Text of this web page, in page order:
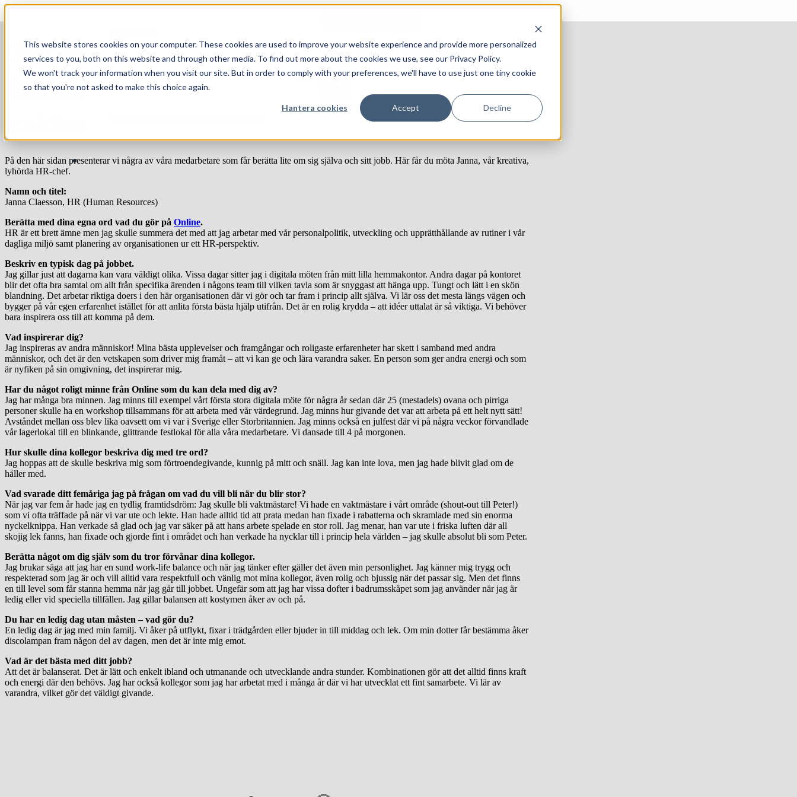
This website stores cookies on your computer. These cookies are used to improve your website experience and provide more personalized
services to you, both on this website and through other media. To find out more about the cookies we use, see our Privacy Policy.
We won't track your information when you visit our site. But in order to comply with your preferences, we'll have to use just one tiny cookie
so that you're not asked to make this choice again.
Hantera cookies Accept Decline
Hoppa till innehåll
Arbeta hos oss
’När jag var fem år hade jag en tydlig
framtidsdröm: Jag skulle bli
På den här sidan presenterar vi några av våra medarbetare som får berätta lite om sig själva och sitt jobb. Här får du möta Janna, vår kreativa,
lyhörda HR-chef.
Namn och titel:
Janna Claesson, HR (Human Resources)
Berätta med dina egna ord vad du gör på Online.
HR är ett brett ämne men jag skulle summera det med att jag arbetar med vår personalpolitik, utveckling och upprätthållande av rutiner i vår
dagliga miljö samt planering av organisationen ur ett HR-perspektiv.
Beskriv en typisk dag på jobbet.
Jag gillar just att dagarna kan vara väldigt olika. Vissa dagar sitter jag i digitala möten från mitt lilla hemmakontor. Andra dagar på kontoret
blir det ofta bra samtal om allt från specifika ärenden i någons team till vilken tavla som är snyggast att hänga upp. Tungt och lätt i en skön
blandning. Det arbetar riktiga doers i den här organisationen där vi gör och tar fram i princip allt själva. Vi lär oss det mesta längs vägen och
bygger på vår egen erfarenhet istället för att anlita första bästa hjälp utifrån. Det är en rolig krydda – att idéer uttalat är så viktiga. Vi behöver
bara inspirera oss till att komma på dem.
Vad inspirerar dig?
Jag inspireras av andra människor! Mina bästa upplevelser och framgångar och roligaste erfarenheter har skett i samband med andra
människor, och det är den vetskapen som driver mig framåt – att vi kan ge och lära varandra saker. En person som ger andra energi och som
är nyfiken på sin omgivning, det inspirerar mig.
Har du något roligt minne från Online som du kan dela med dig av?
Jag har många bra minnen. Jag minns till exempel vårt första stora digitala möte för några år sedan där 25 (mestadels) ovana och pirriga
personer skulle ha en workshop tillsammans för att arbeta med vår värdegrund. Jag minns hur givande det var att arbeta på ett helt nytt sätt!
Avståndet mellan oss blev lika oavsett om vi var i Sverige eller Storbritannien. Jag minns också en julfest där vi på några veckor förvandlade
vår lagerlokal till en blinkande, glittrande festlokal för alla våra medarbetare. Vi dansade till 4 på morgonen.
Hur skulle dina kollegor beskriva dig med tre ord?
Jag hoppas att de skulle beskriva mig som förtroendegivande, kunnig på mitt och snäll. Jag kan inte lova, men jag hade blivit glad om de
håller med.
Vad svarade ditt femåriga jag på frågan om vad du vill bli när du blir stor?
När jag var fem år hade jag en tydlig framtidsdröm: Jag skulle bli vaktmästare! Vi hade en vaktmästare i vårt område (shout-out till Peter!)
som vi ofta träffade på när vi var ute och lekte. Han hade alltid tid att prata medan han fixade i rabatterna och skramlade med sin enorma
nyckelknippa. Han verkade så glad och jag var säker på att hans arbete spelade en stor roll. Jag menar, han var ute i friska luften där all
skojig lek fanns, han fixade och gjorde fint i området och han verkade ha nycklar till i princip hela världen – jag skulle absolut bli som Peter.
Berätta något om dig själv som du tror förvånar dina kollegor.
Jag brukar säga att jag har en sund work-life balance och när jag tänker efter gäller det även min personlighet. Jag känner mig trygg och
respekterad som jag är och vill alltid vara respektfull och vänlig mot mina kollegor, även rolig och bjussig när det passar sig. Men det finns
en till level som får stanna hemma när jag går till jobbet. Ungefär som att jag har vissa dofter i badrumsskåpet som jag använder när jag är
ledig eller vid speciella tillfällen. Jag gillar balansen att kostymen åker av och på.
Du har en ledig dag utan måsten – vad gör du?
En ledig dag är jag med min familj. Vi åker på utflykt, fixar i trädgården eller bjuder in till middag och lek. Om min dotter får bestämma åker
discolampan fram någon del av dagen, men det är inte mig emot.
Vad är det bästa med ditt jobb?
Att det är balanserat. Det är lätt och enkelt ibland och utmanande och utvecklande andra stunder. Kombinationen gör att det alltid finns kraft
och energi där den behövs. Jag har också kollegor som jag har arbetat med i många år där vi har utvecklat ett fint samarbete. Vi lär av
varandra, vilket gör det väldigt givande.